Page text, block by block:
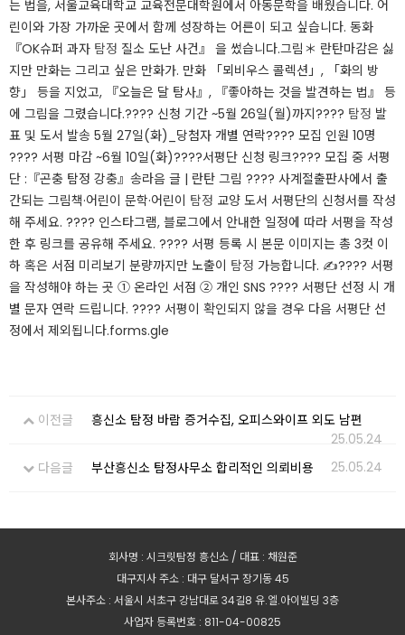
는 법을, 서울교육대학교 교육전문대학원에서 아동문학을 배웠습니다. 어
린이와 가장 가까운 곳에서 함께 성장하는 어른이 되고 싶습니다. 동화
『OK슈퍼 과자 탐정 질소 도난 사건』 을 썼습니다.​그림＊ 란탄​마감은 싫
지만 만화는 그리고 싶은 만화가. 만화 「뫼비우스 콜렉션」, 「화의 방
향」 등을 지었고, 『오늘은 달 탐사』, 『좋아하는 것을 발견하는 법』 등
에 그림을 그렸습니다.???? 신청 기간 ~5월 26일(월)까지​????​ 탐정 발
표 및 도서 발송 5월 27일(화)_당첨자 개별 연락​????​ ​모집 인원 10명​
???? 서평 마감 ~6월 10일(화)​????서평단 신청 링크​???? 모집 중 서평
단 :『곤충 탐정 강충』송라음 글 | 란탄 그림 ???? 사계절출판사에서 출
간되는 그림책·어린이 문학·어린이 탐정 교양 도서 서평단의 신청서를 작성
해 주세요. ???? 인스타그램, 블로그에서 안내한 일정에 따라 서평을 작성
한 후 링크를 공유해 주세요. ???? 서평 등록 시 본문 이미지는 총 3컷 이
하 혹은 서점 미리보기 분량까지만 노출이 탐정 가능합니다. ✍???? 서평
을 작성해야 하는 곳 ① 온라인 서점 ② 개인 SNS ???? 서평단 선정 시 개
별 문자 연락 드립니다. ???? 서평이 확인되지 않을 경우 다음 서평단 선
정에서 제외됩니다.forms.gle​
이전글
흥신소 탐정 바람 증거수집, 오피스와이프 외도 남편
25.05.24
다음글
부산흥신소 탐정사무소 합리적인 의뢰비용 25.05.24
회사명 : 시크릿탐정 흥신소 / 대표 : 채원준
대구지사 주소 : 대구 달서구 장기동 45
본사주소 : 서울시 서초구 강남대로 34길8 유.엘.아이빌딩 3층
사업자 등록번호 : 811-04-00825